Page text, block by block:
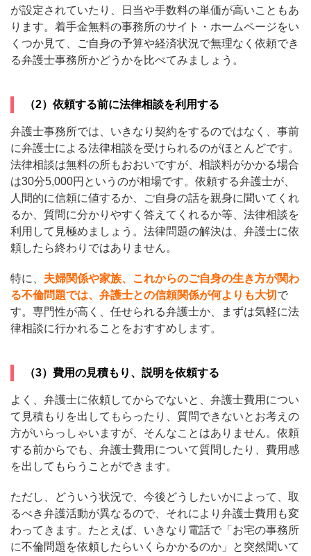
が設定されていたり、日当や手数料の単価が高いこともあ
ります。着手金無料の事務所のサイト・ホームページをい
くつか見て、ご自身の予算や経済状況で無理なく依頼でき
る弁護士事務所かどうかを比べてみましょう。
（2）依頼する前に法律相談を利用する
弁護士事務所では、いきなり契約をするのではなく、事前
に弁護士による法律相談を受けられるのがほとんどです。
法律相談は無料の所もおおいですが、相談料がかかる場合
は30分5,000円というのが相場です。依頼する弁護士が、
人間的に信頼に値するか、ご自身の話を親身に聞いてくれ
るか、質問に分かりやすく答えてくれるか等、法律相談を
利用して見極めましょう。法律問題の解決は、弁護士に依
頼したら終わりではありません。
特に、 夫婦関係や家族、これからのご自身の生き方が関わ
る不倫問題では、弁護士との信頼関係が何よりも大切で
す。専門性が高く、任せられる弁護士か、まずは気軽に法
律相談に行かれることをおすすめします。
（3）費用の見積もり、説明を依頼する
よく、弁護士に依頼してからでないと、弁護士費用につい
て見積もりを出してもらったり、質問できないとお考えの
方がいらっしゃいますが、そんなことはありません。依頼
する前からでも、弁護士費用について質問したり、費用感
を出してもらうことができます。
ただし、どういう状況で、今後どうしたいかによって、取
るべき弁護活動が異なるので、それにより弁護士費用も変
わってきます。たとえば、いきなり電話で「お宅の事務所
に不倫問題を依頼したらいくらかかるのか」と突然聞いて